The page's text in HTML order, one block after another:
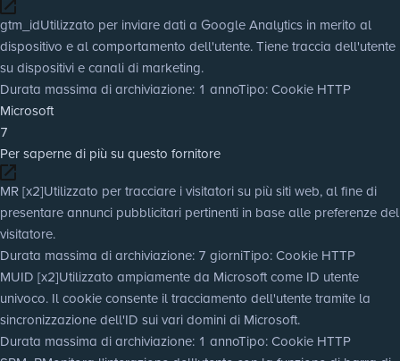
gtm_idUtilizzato per inviare dati a Google Analytics in merito al
dispositivo e al comportamento dell'utente. Tiene traccia dell'utente
su dispositivi e canali di marketing.
Durata massima di archiviazione: 1 annoTipo: Cookie HTTP
Microsoft
7
Per saperne di più su questo fornitore
MR [x2]Utilizzato per tracciare i visitatori su più siti web, al fine di
presentare annunci pubblicitari pertinenti in base alle preferenze del
visitatore.
Durata massima di archiviazione: 7 giorniTipo: Cookie HTTP
MUID [x2]Utilizzato ampiamente da Microsoft come ID utente
univoco. Il cookie consente il tracciamento dell'utente tramite la
sincronizzazione dell'ID sui vari domini di Microsoft.
Durata massima di archiviazione: 1 annoTipo: Cookie HTTP